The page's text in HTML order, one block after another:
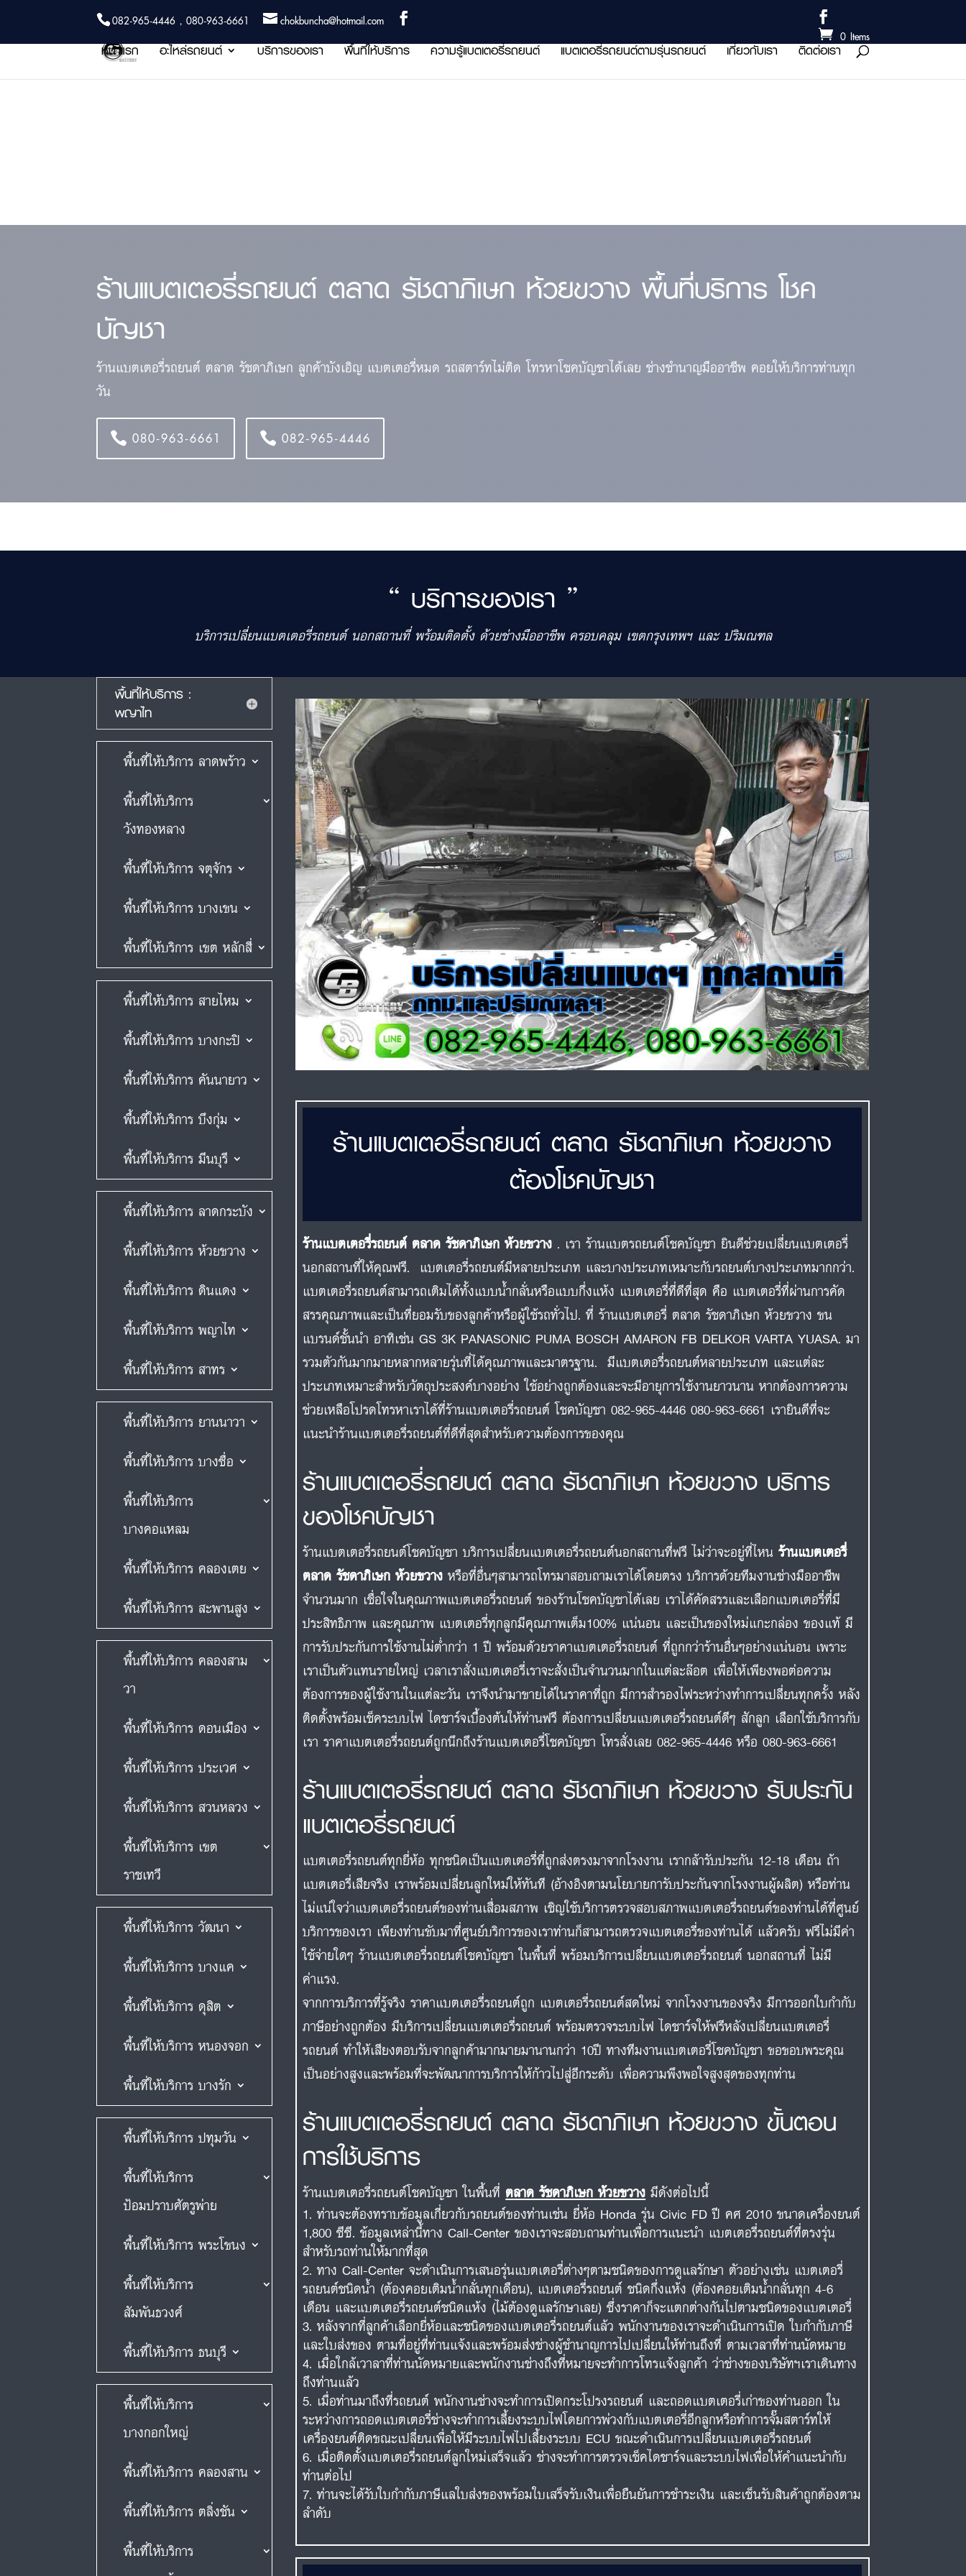
082-965-4446 , 080-963-6661
chokbuncha@hotmail.com
0 Items
หน้าแรก อะไหล่รถยนต์ บริการของเรา พื้นที่ให้บริการ ความรู้แบตเตอรี่รถยนต์ แบตเตอรี่รถยนต์ตามรุ่นรถยนต์ เกี่ยวกับเรา ติดต่อเรา
ร้านแบตเตอรี่รถยนต์ ตลาด รัชดาภิเษก ห้วยขวาง พื้นที่บริการ โชค
บัญชา
ร้านแบตเตอรี่รถยนต์ ตลาด รัชดาภิเษก ลูกค้าบังเอิญ แบตเตอรี่หมด รถสตาร์ทไม่ติด โทรหาโชคบัญชาได้เลย ช่างชำนาญมืออาชีพ คอยให้บริการท่านทุก
วัน
080-963-6661 082-965-4446
“ บริการของเรา ”
บริการเปลี่ยนแบตเตอรี่รถยนต์ นอกสถานที่ พร้อมติดตั้ง ด้วยช่างมืออาชีพ ครอบคลุม เขตกรุงเทพฯ และ ปริมณฑล
พื้นที่ให้บริการ :
พญาไท
พื้นที่ให้บริการ ลาดพร้าว
พื้นที่ให้บริการ
วังทองหลาง
พื้นที่ให้บริการ จตุจักร
พื้นที่ให้บริการ บางเขน
พื้นที่ให้บริการ เขต หลักสี่
พื้นที่ให้บริการ สายไหม
พื้นที่ให้บริการ บางกะปิ
พื้นที่ให้บริการ คันนายาว
พื้นที่ให้บริการ บึงกุ่ม
พื้นที่ให้บริการ มีนบุรี
พื้นที่ให้บริการ ลาดกระบัง
พื้นที่ให้บริการ ห้วยขวาง
พื้นที่ให้บริการ ดินแดง
พื้นที่ให้บริการ พญาไท
พื้นที่ให้บริการ สาทร
พื้นที่ให้บริการ ยานนาวา
พื้นที่ให้บริการ บางซื่อ
พื้นที่ให้บริการ
บางคอแหลม
พื้นที่ให้บริการ คลองเตย
พื้นที่ให้บริการ สะพานสูง
พื้นที่ให้บริการ คลองสาม
วา
พื้นที่ให้บริการ ดอนเมือง
พื้นที่ให้บริการ ประเวศ
พื้นที่ให้บริการ สวนหลวง
พื้นที่ให้บริการ เขต
ราชเทวี
พื้นที่ให้บริการ วัฒนา
พื้นที่ให้บริการ บางแค
พื้นที่ให้บริการ ดุสิต
พื้นที่ให้บริการ หนองจอก
พื้นที่ให้บริการ บางรัก
พื้นที่ให้บริการ ปทุมวัน
พื้นที่ให้บริการ
ป้อมปราบศัตรูพ่าย
พื้นที่ให้บริการ พระโขนง
พื้นที่ให้บริการ
สัมพันธวงศ์
พื้นที่ให้บริการ ธนบุรี
พื้นที่ให้บริการ
บางกอกใหญ่
พื้นที่ให้บริการ คลองสาน
พื้นที่ให้บริการ ตลิ่งชัน
พื้นที่ให้บริการ
ร้านแบตเตอรี่รถยนต์ ตลาด รัชดาภิเษก ห้วยขวาง
ต้องโชคบัญชา
ร้านแบตเตอรี่รถยนต์ ตลาด รัชดาภิเษก ห้วยขวาง . เรา ร้านแบตรถยนต์โชคบัญชา ยินดีช่วยเปลี่ยนแบตเตอรี่
นอกสถานที่ให้คุณฟรี. แบตเตอรี่รถยนต์มีหลายประเภท และบางประเภทเหมาะกับรถยนต์บางประเภทมากกว่า.
แบตเตอรี่รถยนต์สามารถเติมได้ทั้งแบบน้ำกลั่นหรือแบบกึ่งแห้ง แบตเตอรี่ที่ดีที่สุด คือ แบตเตอรี่ที่ผ่านการคัด
สรรคุณภาพและเป็นที่ยอมรับของลูกค้าหรือผู้ใช้รถทั่วไป. ที่ ร้านแบตเตอรี่ ตลาด รัชดาภิเษก ห้วยขวาง ขน
แบรนด์ชั้นนำ อาทิเช่น GS 3K PANASONIC PUMA BOSCH AMARON FB DELKOR VARTA YUASA. มา
รวมตัวกันมากมายหลากหลายรุ่นที่ได้คุณภาพและมาตรฐาน. มีแบตเตอรี่รถยนต์หลายประเภท และแต่ละ
ประเภทเหมาะสำหรับวัตถุประสงค์บางอย่าง ใช้อย่างถูกต้องและจะมีอายุการใช้งานยาวนาน หากต้องการความ
ช่วยเหลือโปรดโทรหาเราได้ที่ร้านแบตเตอรี่รถยนต์ โชคบัญชา 082-965-4446 080-963-6661 เรายินดีที่จะ
แนะนำร้านแบตเตอรี่รถยนต์ที่ดีที่สุดสำหรับความต้องการของคุณ
ร้านแบตเตอรี่รถยนต์ ตลาด รัชดาภิเษก ห้วยขวาง บริการ
ของโชคบัญชา
ร้านแบตเตอรี่รถยนต์โชคบัญชา บริการเปลี่ยนแบตเตอรี่รถยนต์นอกสถานที่ฟรี ไม่ว่าจะอยู่ที่ไหนร้านแบตเตอรี่
ตลาด รัชดาภิเษก ห้วยขวาง หรือที่อื่นๆสามารถโทรมาสอบถามเราได้โดยตรง บริการด้วยทีมงานช่างมืออาชีพ
จำนวนมาก เชื่อใจในคุณภาพแบตเตอรี่รถยนต์ ของร้านโชคบัญชาได้เลย เราได้คัดสรรและเลือกแบตเตอรี่ที่มี
ประสิทธิภาพ และคุณภาพ แบตเตอรี่ทุกลูกมีคุณภาพเต็ม100% แน่นอน และเป็นของใหม่แกะกล่อง ของแท้ มี
การรับประกันการใช้งานไม่ต่ำกว่า 1 ปี พร้อมด้วยราคาแบตเตอรี่รถยนต์ ที่ถูกกว่าร้านอื่นๆอย่างแน่นอน เพราะ
เราเป็นตัวแทนรายใหญ่ เวลาเราสั่งแบตเตอรี่เราจะสั่งเป็นจำนวนมากในแต่ละล๊อต เพื่อให้เพียงพอต่อความ
ต้องการของผู้ใช้งานในแต่ละวัน เราจึงนำมาขายได้ในราคาที่ถูก มีการสำรองไฟระหว่างทำการเปลี่ยนทุกครั้ง หลัง
ติดตั้งพร้อมเช็คระบบไฟ ไดชาร์จเบื้องต้นให้ท่านฟรี ต้องการเปลี่ยนแบตเตอรี่รถยนต์ดีๆ สักลูก เลือกใช้บริการกับ
เรา ราคาแบตเตอรี่รถยนต์ถูกนึกถึงร้านแบตเตอรี่โชคบัญชา โทรสั่งเลย 082-965-4446 หรือ 080-963-6661
ร้านแบตเตอรี่รถยนต์ ตลาด รัชดาภิเษก ห้วยขวาง รับประกัน
แบตเตอรี่รถยนต์
แบตเตอรี่รถยนต์ทุกยี่ห้อ ทุกชนิดเป็นแบตเตอรี่ที่ถูกส่งตรงมาจากโรงงาน เรากล้ารับประกัน 12-18 เดือน ถ้า
แบตเตอรี่เสียจริง เราพร้อมเปลี่ยนลูกใหม่ให้ทันที (อ้างอิงตามนโยบายการับประกันจากโรงงานผู้ผลิต) หรือท่าน
ไม่แน่ใจว่าแบตเตอรี่รถยนต์ของท่านเสื่อมสภาพ เชิญใช้บริการตรวจสอบสภาพแบตเตอรี่รถยนต์ของท่านได้ที่ศูนย์
บริการของเรา เพียงท่านขับมาที่ศูนย์บริการของเราท่านก็สามารถตรวจแบตเตอรี่ของท่านได้ แล้วครับ ฟรีไม่มีค่า
ใช้จ่ายใดๆ ร้านแบตเตอรี่รถยนต์โชคบัญชา ในพื้นที่ พร้อมบริการเปลี่ยนแบตเตอรี่รถยนต์ นอกสถานที่ ไม่มี
ค่าแรง.
จากการบริการที่รู้จริง ราคาแบตเตอรี่รถยนต์ถูก แบตเตอรี่รถยนต์สดใหม่ จากโรงงานของจริง มีการออกใบกำกับ
ภาษีอย่างถูกต้อง มีบริการเปลี่ยนแบตเตอรี่รถยนต์ พร้อมตรวจระบบไฟ ไดชาร์จให้ฟรีหลังเปลี่ยนแบตเตอรี่
รถยนต์ ทำให้เสียงตอบรับจากลูกค้ามากมายมานานกว่า 10ปี ทางทีมงานแบตเตอรี่โชคบัญชา ขอขอบพระคุณ
เป็นอย่างสูงและพร้อมที่จะพัฒนาการบริการให้ก้าวไปสู่อีกระดับ เพื่อความพึงพอใจสูงสุดของทุกท่าน
ร้านแบตเตอรี่รถยนต์ ตลาด รัชดาภิเษก ห้วยขวาง ขั้นตอน
การใช้บริการ
ร้านแบตเตอรี่รถยนต์โชคบัญชา ในพื้นที่ ตลาด รัชดาภิเษก ห้วยขวาง มีดังต่อไปนี้
ท่านจะต้องทราบข้อมูลเกี่ยวกับรถยนต์ของท่านเช่น ยี่ห้อ Honda รุ่น Civic FD ปี คศ 2010 ขนาดเครื่องยนต์
1,800 ซีซี. ข้อมูลเหล่านี้ทาง Call-Center ของเราจะสอบถามท่านเพื่อการแนะนำ แบตเตอรี่รถยนต์ที่ตรงรุ่น
สำหรับรถท่านให้มากที่สุด
ทาง Call-Center จะดำเนินการเสนอรุ่นแบตเตอรี่ต่างๆตามชนิดของการดูแลรักษา ตัวอย่างเช่น แบตเตอรี่
รถยนต์ชนิดน้ำ (ต้องคอยเติมน้ำกลั่นทุกเดือน), แบตเตอรี่รถยนต์ ชนิดกึ่งแห้ง (ต้องคอยเติมน้ำกลั่นทุก 4-6
เดือน และแบตเตอรี่รถยนต์ชนิดแห้ง (ไม้ต้องดูแลรักษาเลย) ซึ่งราคาก็จะแตกต่างกันไปตามชนิดของแบตเตอรี่
หลังจากที่ลูกค้าเลือกยี่ห้อและชนิดของแบตเตอรี่รถยนต์แล้ว พนักงานของเราจะดำเนินการเปิด ใบกำกับภาษี
และใบส่งของ ตามที่อยู่ที่ท่านแจ้งและพร้อมส่งช่างผู้ชำนาญการไปเปลี่ยนให้ท่านถึงที่ ตามเวลาที่ท่านนัดหมาย
เมื่อใกล้เวาลาที่ท่านนัดหมายและพนักงานช่างถึงที่หมายจะทำการโทรแจ้งลูกค้า ว่าช่างของบริษัทฯเราเดินทาง
ถึงท่านแล้ว
เมื่อท่านมาถึงที่รถยนต์ พนักงานช่างจะทำการเปิดกระโปรงรถยนต์ และถอดแบตเตอรี่เก่าของท่านออก ใน
ระหว่างการถอดแบตเตอรี่ช่างจะทำการเลี้ยงระบบไฟโดยการพ่วงกับแบตเตอรี่อีกลูกหรือทำการจั๊มสตาร์ทให้
เครื่องยนต์ติดขณะเปลี่ยนเพื่อให้มีระบบไฟไปเลี้ยงระบบ ECU ขณะดำเนินการเปลี่ยนแบตเตอรี่รถยนต์
เมื่อติดตั้งแบตเตอรี่รถยนต์ลูกใหม่เสร็จแล้ว ช่างจะทำการตรวจเช็คไดชาร์จและระบบไฟเพื่อให้คำแนะนำกับ
ท่านต่อไป
ท่านจะได้รับใบกำกับภาษีแลใบส่งของพร้อมใบเสร็จรับเงินเพื่อยืนยันการชำระเงิน และเซ็นรับสินค้าถูกต้องตาม
ลำดับ